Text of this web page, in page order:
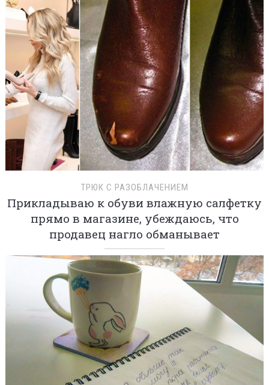
ТРЮК С РАЗОБЛАЧЕНИЕМ
Прикладываю к обуви влажную салфетку
прямо в магазине, убеждаюсь, что
продавец нагло обманывает